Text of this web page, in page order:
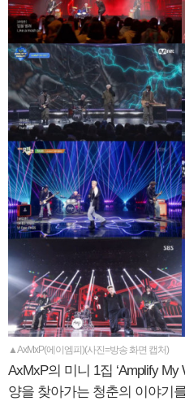
▲AxMxP(에이엠피)(사진=방송 화면 캡처)
AxMxP의 미니 1집 ‘Amplify
양을 찾아가는 청춘의 이야기